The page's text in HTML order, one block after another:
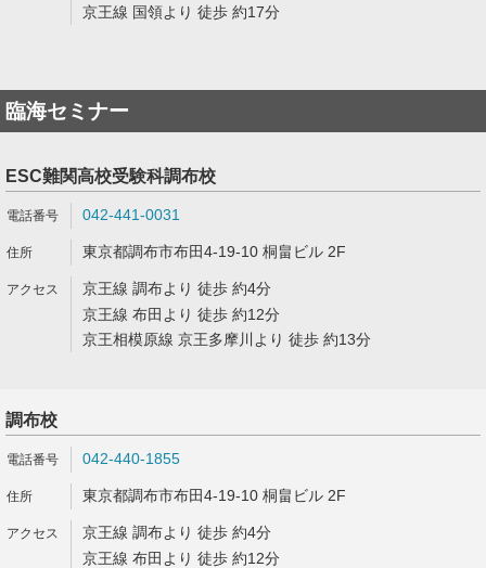
京王線 国領より 徒歩 約17分
臨海セミナー
ESC難関高校受験科調布校
042-441-0031
東京都調布市布田4-19-10 桐畠ビル 2F
京王線 調布より 徒歩 約4分
京王線 布田より 徒歩 約12分
京王相模原線 京王多摩川より 徒歩 約13分
調布校
042-440-1855
東京都調布市布田4-19-10 桐畠ビル 2F
京王線 調布より 徒歩 約4分
京王線 布田より 徒歩 約12分